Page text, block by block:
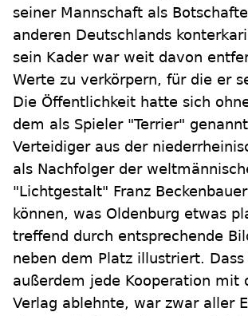
seiner Mannschaft als
anderen Deutschlands
sein Kader war weit davon
Werte zu verkörpern, für die er
Die Öffentlichkeit hatte sich
dem als Spieler "Terrier"
Verteidiger aus der
als Nachfolger der
"Lichtgestalt" Franz
können, was Oldenburg etwas
treffend durch entsprechende
neben dem Platz illustriert. Dass
außerdem jede Kooperation mit
Verlag ablehnte, war zwar aller